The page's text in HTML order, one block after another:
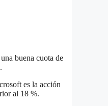
buena cuota de
es la acción
al 18 %.